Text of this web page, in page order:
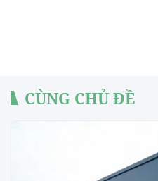
CÙNG CHỦ ĐỀ